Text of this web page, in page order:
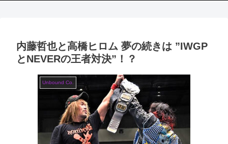
内藤哲也と高橋ヒロム 夢の続きは ”IWGP
とNEVERの王者対決”！？
Unbound Co.